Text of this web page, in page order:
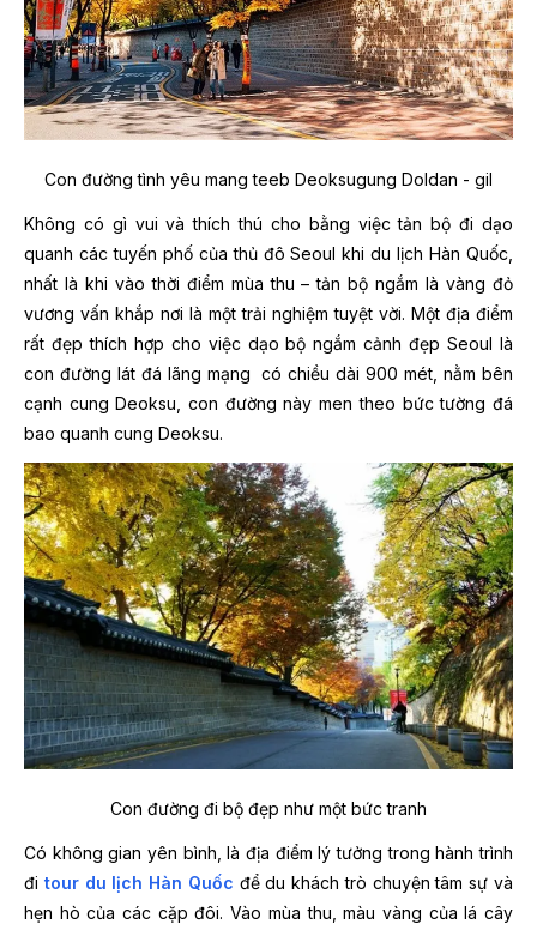
Con đường tình yêu mang teeb Deoksugung Doldan - gil
Không có gì vui và thích thú cho bằng việc tản bộ đi dạo
quanh các tuyến phố của thủ đô Seoul khi du lịch Hàn Quốc,
nhất là khi vào thời điểm mùa thu – tản bộ ngắm là vàng đỏ
vương vấn khắp nơi là một trải nghiệm tuyệt vời. Một địa điểm
rất đẹp thích hợp cho việc dạo bộ ngắm cảnh đẹp Seoul là
con đường lát đá lãng mạng có chiều dài 900 mét, nằm bên
cạnh cung Deoksu, con đường này men theo bức tường đá
bao quanh cung Deoksu.
Con đường đi bộ đẹp như một bức tranh
Có không gian yên bình, là địa điểm lý tưởng trong hành trình
đi tour du lịch Hàn Quốc để du khách trò chuyện tâm sự và
hẹn hò của các cặp đôi. Vào mùa thu, màu vàng của lá cây